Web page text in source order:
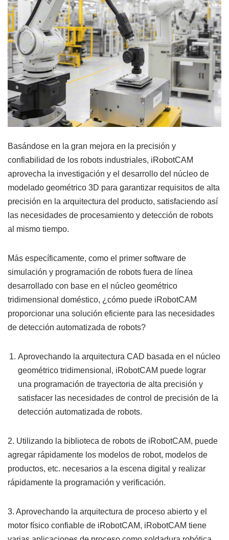
Basándose en la gran mejora en la precisión y
confiabilidad de los robots industriales, iRobotCAM
aprovecha la investigación y el desarrollo del núcleo de
modelado geométrico 3D para garantizar requisitos de alta
precisión en la arquitectura del producto, satisfaciendo así
las necesidades de procesamiento y detección de robots
al mismo tiempo.
Más específicamente, como el primer software de
simulación y programación de robots fuera de línea
desarrollado con base en el núcleo geométrico
tridimensional doméstico, ¿cómo puede iRobotCAM
proporcionar una solución eficiente para las necesidades
de detección automatizada de robots?
Aprovechando la arquitectura CAD basada en el núcleo
geométrico tridimensional, iRobotCAM puede lograr
una programación de trayectoria de alta precisión y
satisfacer las necesidades de control de precisión de la
detección automatizada de robots.
2. Utilizando la biblioteca de robots de iRobotCAM, puede
agregar rápidamente los modelos de robot, modelos de
productos, etc. necesarios a la escena digital y realizar
rápidamente la programación y verificación.
3. Aprovechando la arquitectura de proceso abierto y el
motor físico confiable de iRobotCAM, iRobotCAM tiene